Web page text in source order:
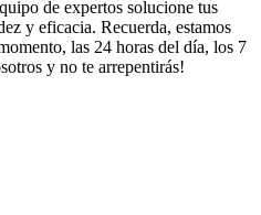
de expertos solucione tus
y eficacia. Recuerda, estamos
las 24 horas del día, los 7
y no te arrepentirás!